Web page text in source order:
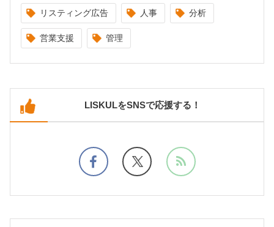
リスティング広告 人事 分析
営業支援 管理
LISKULをSNSで応援する！